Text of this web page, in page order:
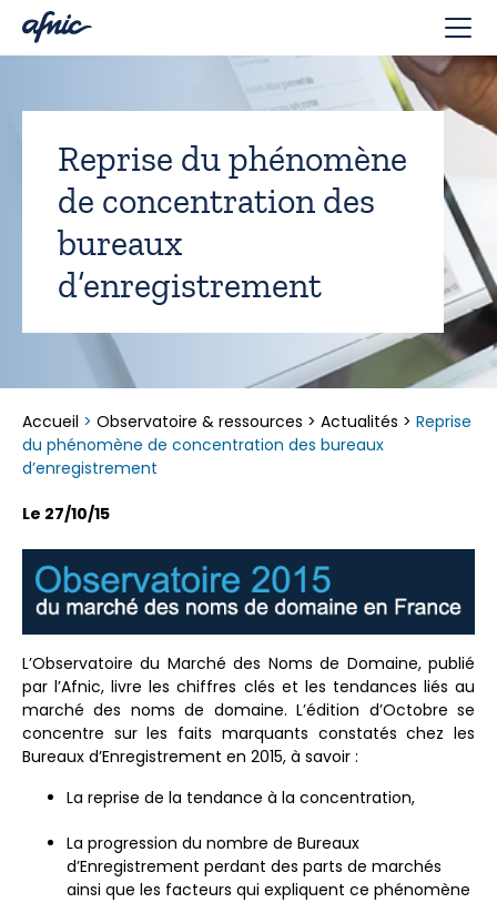
Reprise du phénomène
de concentration des
bureaux
d’enregistrement
Accueil > Observatoire & ressources > Actualités > Reprise
du phénomène de concentration des bureaux
d’enregistrement
Le 27/10/15
L’Observatoire du Marché des Noms de Domaine, publié
par l’Afnic, livre les chiffres clés et les tendances liés au
marché des noms de domaine. L’édition d’Octobre se
concentre sur les faits marquants constatés chez les
Bureaux d’Enregistrement en 2015, à savoir :
La reprise de la tendance à la concentration,
La progression du nombre de Bureaux
d’Enregistrement perdant des parts de marchés
ainsi que les facteurs qui expliquent ce phénomène
Panneau de gestion des cookies